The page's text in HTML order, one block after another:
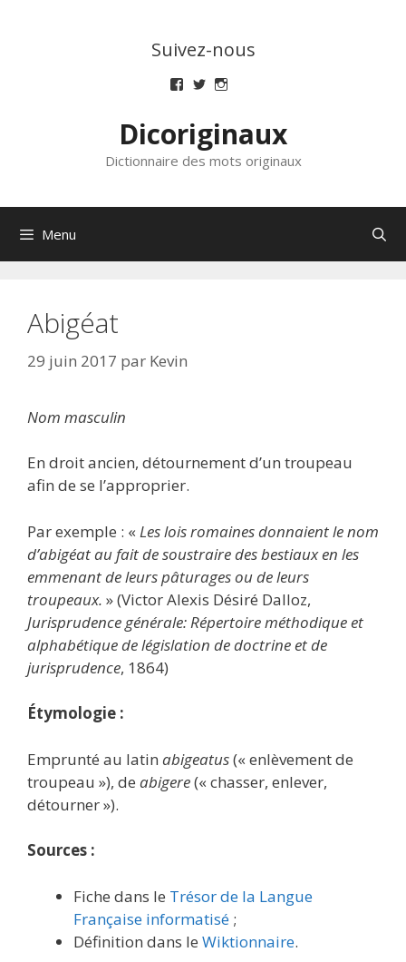
Suivez-nous
Voir
de
dicoriginaux
sur
Facebook
Voir
de
dicoriginaux
sur
Twitter
de
dicoriginaux
sur
Instagram
Dicoriginaux
Dictionnaire des mots originaux
Menu
Abigéat
29 juin 2017 par Kevin
Nom masculin
En droit ancien, détournement d’un troupeau
afin de se l’approprier.
Par exemple : « Les lois romaines donnaient le nom
d’abigéat au fait de soustraire des bestiaux en les
emmenant de leurs pâturages ou de leurs
troupeaux. » (Victor Alexis Désiré Dalloz,
Jurisprudence générale: Répertoire méthodique et
alphabétique de législation de doctrine et de
jurisprudence, 1864)
Étymologie :
Emprunté au latin abigeatus(« enlèvement de
troupeau »), de abigere(« chasser, enlever,
détourner »).
Sources :
Fiche dans le Trésor de la Langue
Française informatisé ;
Définition dans le Wiktionnaire.